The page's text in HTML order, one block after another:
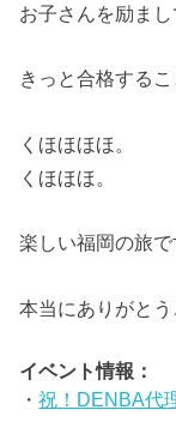
お子さんを励まし
きっと合格するこ
くほほほほ。
くほほほ。
楽しい福岡の旅で
本当にありがとう
イベント情報：
・祝！DENBA代